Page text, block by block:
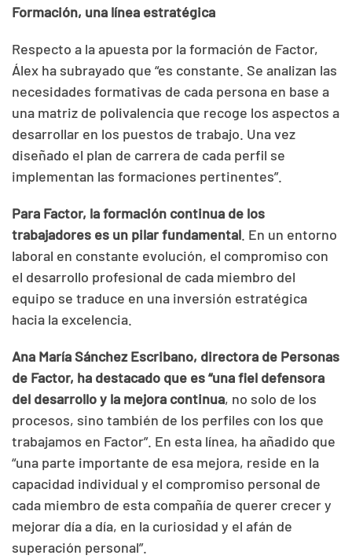
Formación, una línea estratégica
Respecto a la apuesta por la formación de Factor,
Álex ha subrayado que “es constante. Se analizan las
necesidades formativas de cada persona en base a
una matriz de polivalencia que recoge los aspectos a
desarrollar en los puestos de trabajo. Una vez
diseñado el plan de carrera de cada perfil se
implementan las formaciones pertinentes”.
Para Factor, la formación continua de los
trabajadores es un pilar fundamental . En un entorno
laboral en constante evolución, el compromiso con
el desarrollo profesional de cada miembro del
equipo se traduce en una inversión estratégica
hacia la excelencia.
Ana María Sánchez Escribano, directora de Personas
de Factor, ha destacado que es “una fiel defensora
del desarrollo y la mejora continua, no solo de los
procesos, sino también de los perfiles con los que
trabajamos en Factor”. En esta línea, ha añadido que
“una parte importante de esa mejora, reside en la
capacidad individual y el compromiso personal de
cada miembro de esta compañía de querer crecer y
mejorar día a día, en la curiosidad y el afán de
superación personal”.